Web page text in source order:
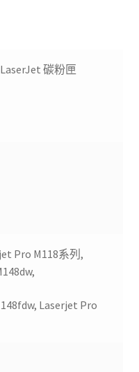
碳粉匣
Pro M118系列,
Laserjet Pro